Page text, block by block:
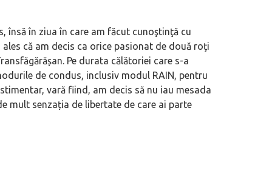
însă în ziua în care am făcut cunoştinţă cu
că am decis ca orice pasionat de două roţi
Pe durata călătoriei care s-a
de condus, inclusiv modul RAIN, pentru
vară fiind, am decis să nu iau mesada
mult senzația de libertate de care ai parte